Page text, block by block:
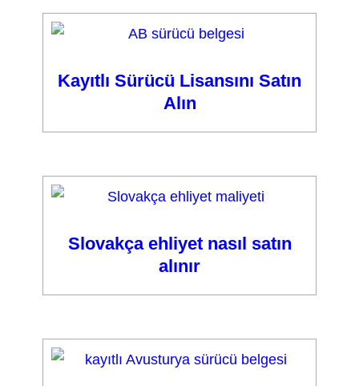
Kayıtlı Sürücü Lisansını Satın
Alın
Slovakça ehliyet nasıl satın
alınır